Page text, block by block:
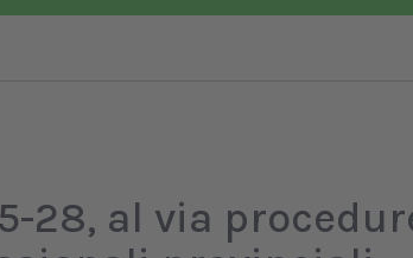
28, al via